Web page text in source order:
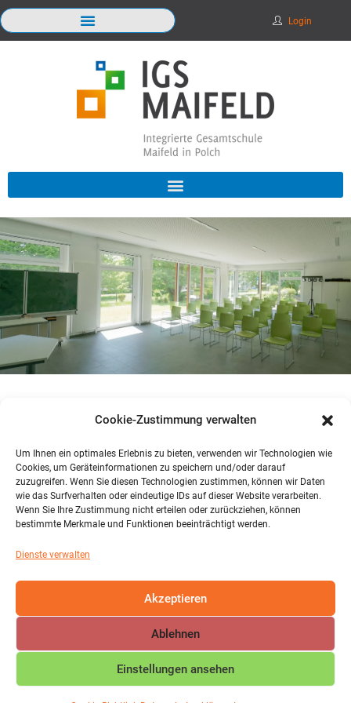
Cookie-Zustimmung verwalten
Um Ihnen ein optimales Erlebnis zu bieten, verwenden wir Technologien wie
Cookies, um Geräteinformationen zu speichern und/oder darauf
zuzugreifen. Wenn Sie diesen Technologien zustimmen, können wir Daten
wie das Surfverhalten oder eindeutige IDs auf dieser Website verarbeiten.
Wenn Sie Ihre Zustimmung nicht erteilen oder zurückziehen, können
bestimmte Merkmale und Funktionen beeinträchtigt werden.
Dienste verwalten
Akzeptieren
Ablehnen
Einstellungen ansehen
Login
AG – ERASMUS
[pdf id='11033']